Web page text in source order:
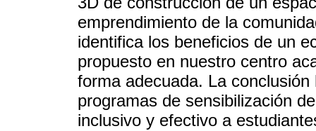
emprendimiento de la
identifica los beneficios de un
propuesto en nuestro centro
forma adecuada. La
programas de sensibilización
inclusivo y efectivo a